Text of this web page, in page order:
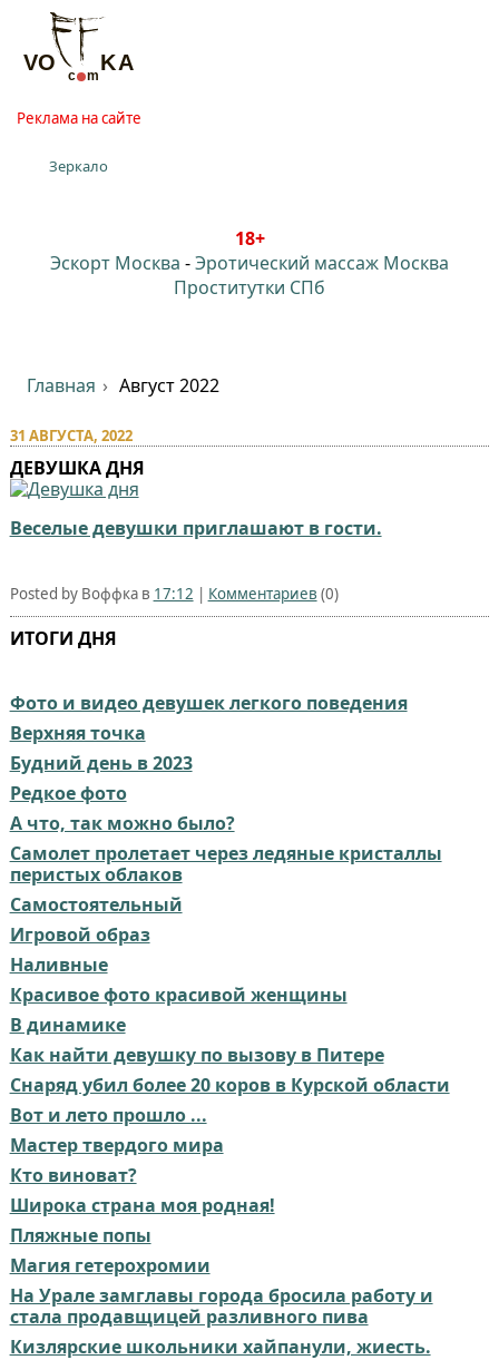
Реклама на сайте
Зеркало
18+
Эскорт Москва -Эротический массаж Москва
Проститутки СПб
Главная Август 2022
31 АВГУСТА, 2022
ДЕВУШКА ДНЯ
Веселые девушки приглашают в гости.
Posted by Воффка в 17:12 | Комментариев (0)
ИТОГИ ДНЯ
Фото и видео девушек легкого поведения
Верхняя точка
Будний день в 2023⁠⁠
Редкое фото
А что, так можно было?
Самолет пролетает через ледяные кристаллы
перистых облаков
Самостоятельный
Игровой образ
Наливные
Красивое фото красивой женщины
В динамике
Как найти девушку по вызову в Питере
Снаряд убил более 20 коров в Курской области
Вот и лето прошло ...
Мастер твердого мира
Кто виноват?
Широка страна моя родная!
Пляжные попы
Магия гетерохромии
На Урале замглавы города бросила работу и
стала продавщицей разливного пива
Кизлярские школьники хайпанули, жиесть.